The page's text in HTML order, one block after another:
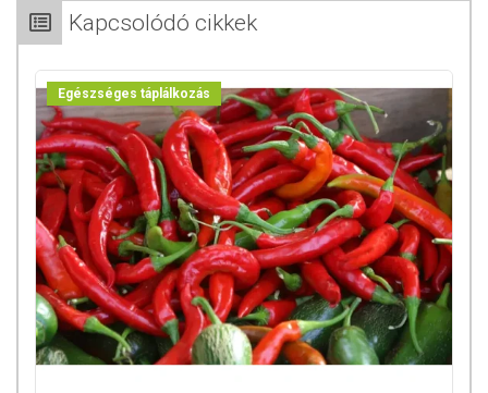
Kapcsolódó cikkek
Egészséges táplálkozás